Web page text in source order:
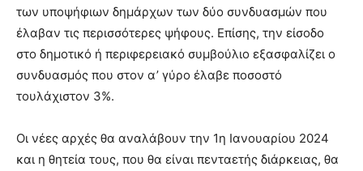
των υποψήφιων δημάρχων των δύο συνδυασμών που
έλαβαν τις περισσότερες ψήφους. Επίσης, την είσοδο
στο δημοτικό ή περιφερειακό συμβούλιο εξασφαλίζει ο
συνδυασμός που στον α’ γύρο έλαβε ποσοστό
τουλάχιστον 3%.
Οι νέες αρχές θα αναλάβουν την 1η Ιανουαρίου 2024
και η θητεία τους, που θα είναι πενταετής διάρκειας, θα